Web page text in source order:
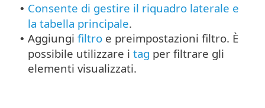
• Consente di gestire il riquadro laterale e
la tabella principale.
• Aggiungi filtro e preimpostazioni filtro. È
possibile utilizzare i tag per filtrare gli
elementi visualizzati.